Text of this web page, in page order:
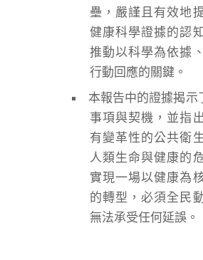
壘，嚴謹且有效地
健康科學證據的認
推動以科學為依據
行動回應的關鍵。
本報告中的證據揭示
事項與契機，並指
有變革性的公共衛
人類生命與健康的
實現一場以健康為
的轉型，必須全民
無法承受任何延誤。